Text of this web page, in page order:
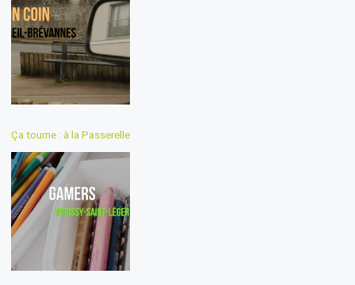
Ça tourne : à la Passerelle